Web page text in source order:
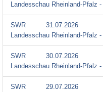
Landesschau Rheinland-Pfalz -
SWR
31.07.2026
Landesschau Rheinland-Pfalz -
SWR
30.07.2026
Landesschau Rheinland-Pfalz -
SWR
29.07.2026